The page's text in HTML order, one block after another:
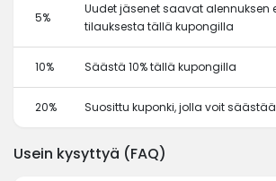
5%
Uudet jäsenet saavat alennuksen
tilauksesta tällä kupongilla
10% Säästä 10% tällä kupongilla
20% Suosittu kuponki, jolla voit säästää
Usein kysyttyä (FAQ)